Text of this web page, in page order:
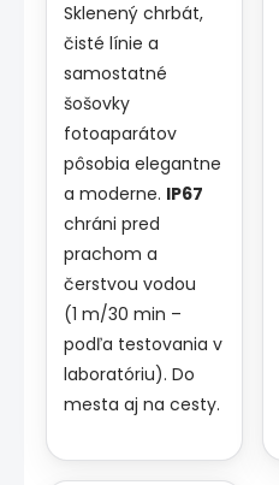
Sklenený chrbát,
čisté línie a
samostatné
šošovky
fotoaparátov
pôsobia elegantne
a moderne. IP67
chráni pred
prachom a
čerstvou vodou
(1 m/30 min –
podľa testovania v
laboratóriu). Do
mesta aj na cesty.